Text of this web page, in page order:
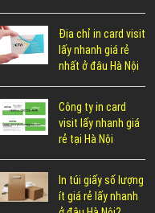
Địa chỉ in card visit
lấy nhanh giá rẻ
nhất ở đâu Hà Nội
Công ty in card
visit lấy nhanh giá
rẻ tại Hà Nội
In túi giấy số lượng
ít giá rẻ lấy nhanh